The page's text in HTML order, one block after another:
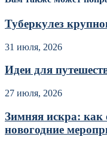
Туберкулез
31 июля, 2026
Идеи для
27 июля, 2026
Зимняя искра: как
новогодние